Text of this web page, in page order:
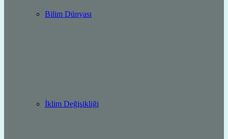
Bilim Dünyası
İklim Değişikliği